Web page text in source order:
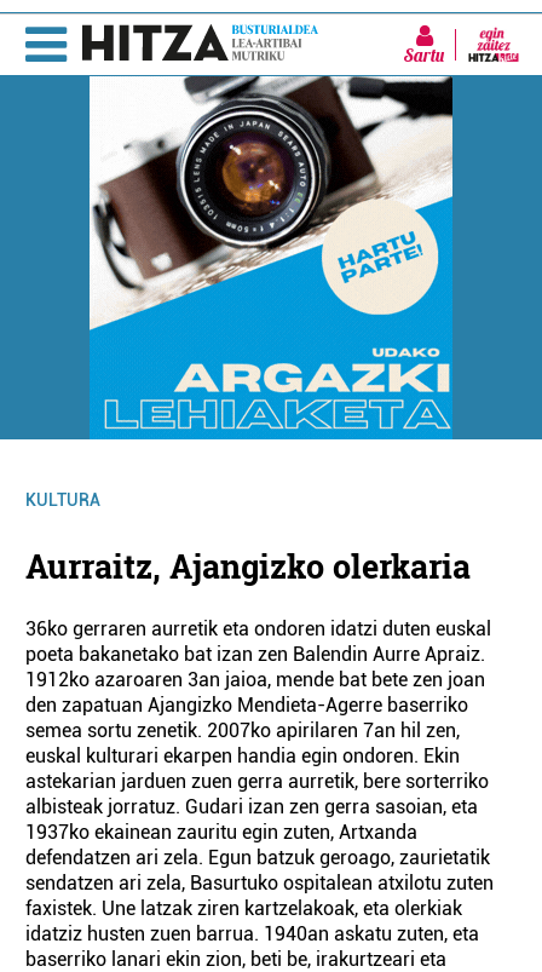
Sartu
KULTURA
Aurraitz, Ajangizko olerkaria
36ko gerraren aurretik eta ondoren idatzi duten euskal
poeta bakanetako bat izan zen Balendin Aurre Apraiz.
1912ko azaroaren 3an jaioa, mende bat bete zen joan
den zapatuan Ajangizko Mendieta-Agerre baserriko
semea sortu zenetik. 2007ko apirilaren 7an hil zen,
euskal kulturari ekarpen handia egin ondoren. Ekin
astekarian jarduen zuen gerra aurretik, bere sorterriko
albisteak jorratuz. Gudari izan zen gerra sasoian, eta
1937ko ekainean zauritu egin zuten, Artxanda
defendatzen ari zela. Egun batzuk geroago, zaurietatik
sendatzen ari zela, Basurtuko ospitalean atxilotu zuten
faxistek. Une latzak ziren kartzelakoak, eta olerkiak
idatziz husten zuen barrua. 1940an askatu zuten, eta
baserriko lanari ekin zion, beti be, irakurtzeari eta